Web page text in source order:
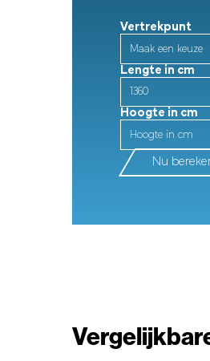
Vertrekpunt
Lengte in cm
Hoogte in cm
Nu